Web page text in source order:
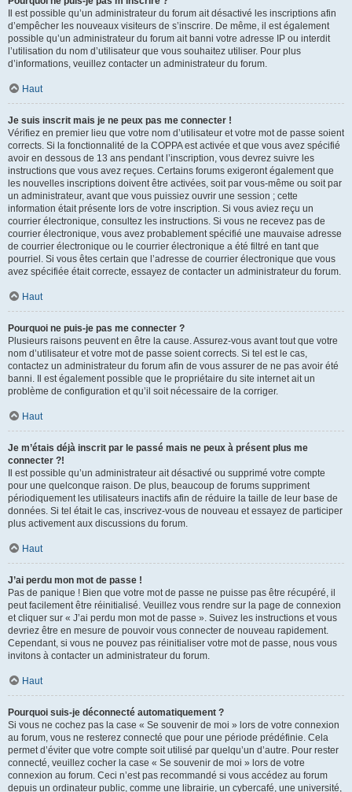
Il est possible qu’un administrateur du forum ait désactivé les inscriptions afin
d’empêcher les nouveaux visiteurs de s’inscrire. De même, il est également
possible qu’un administrateur du forum ait banni votre adresse IP ou interdit
l’utilisation du nom d’utilisateur que vous souhaitez utiliser. Pour plus
d’informations, veuillez contacter un administrateur du forum.
Haut
Je suis inscrit mais je ne peux pas me connecter !
Vérifiez en premier lieu que votre nom d’utilisateur et votre mot de passe soient
corrects. Si la fonctionnalité de la COPPA est activée et que vous avez spécifié
avoir en dessous de 13 ans pendant l’inscription, vous devrez suivre les
instructions que vous avez reçues. Certains forums exigeront également que
les nouvelles inscriptions doivent être activées, soit par vous-même ou soit par
un administrateur, avant que vous puissiez ouvrir une session ; cette
information était présente lors de votre inscription. Si vous aviez reçu un
courrier électronique, consultez les instructions. Si vous ne recevez pas de
courrier électronique, vous avez probablement spécifié une mauvaise adresse
de courrier électronique ou le courrier électronique a été filtré en tant que
pourriel. Si vous êtes certain que l’adresse de courrier électronique que vous
avez spécifiée était correcte, essayez de contacter un administrateur du forum.
Haut
Pourquoi ne puis-je pas me connecter ?
Plusieurs raisons peuvent en être la cause. Assurez-vous avant tout que votre
nom d’utilisateur et votre mot de passe soient corrects. Si tel est le cas,
contactez un administrateur du forum afin de vous assurer de ne pas avoir été
banni. Il est également possible que le propriétaire du site internet ait un
problème de configuration et qu’il soit nécessaire de la corriger.
Haut
Je m’étais déjà inscrit par le passé mais ne peux à présent plus me
connecter ?!
Il est possible qu’un administrateur ait désactivé ou supprimé votre compte
pour une quelconque raison. De plus, beaucoup de forums suppriment
périodiquement les utilisateurs inactifs afin de réduire la taille de leur base de
données. Si tel était le cas, inscrivez-vous de nouveau et essayez de participer
plus activement aux discussions du forum.
Haut
J’ai perdu mon mot de passe !
Pas de panique ! Bien que votre mot de passe ne puisse pas être récupéré, il
peut facilement être réinitialisé. Veuillez vous rendre sur la page de connexion
et cliquer sur « J’ai perdu mon mot de passe ». Suivez les instructions et vous
devriez être en mesure de pouvoir vous connecter de nouveau rapidement.
Cependant, si vous ne pouvez pas réinitialiser votre mot de passe, nous vous
invitons à contacter un administrateur du forum.
Haut
Pourquoi suis-je déconnecté automatiquement ?
Si vous ne cochez pas la case « Se souvenir de moi » lors de votre connexion
au forum, vous ne resterez connecté que pour une période prédéfinie. Cela
permet d’éviter que votre compte soit utilisé par quelqu’un d’autre. Pour rester
connecté, veuillez cocher la case « Se souvenir de moi » lors de votre
connexion au forum. Ceci n’est pas recommandé si vous accédez au forum
depuis un ordinateur public, comme une librairie, un cybercafé, une université,